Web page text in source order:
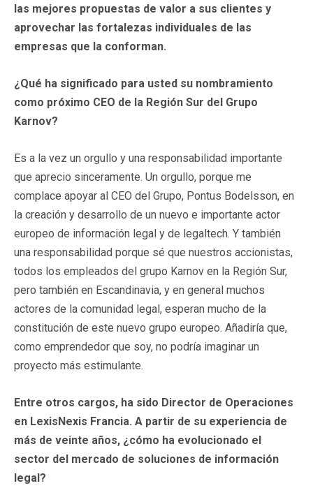
las mejores propuestas de valor a sus clientes y
aprovechar las fortalezas individuales de las
empresas que la conforman.
¿Qué ha significado para usted su nombramiento
como próximo CEO de la Región Sur del Grupo
Karnov?
Es a la vez un orgullo y una responsabilidad importante
que aprecio sinceramente. Un orgullo, porque me
complace apoyar al CEO del Grupo, Pontus Bodelsson, en
la creación y desarrollo de un nuevo e importante actor
europeo de información legal y de legaltech. Y también
una responsabilidad porque sé que nuestros accionistas,
todos los empleados del grupo Karnov en la Región Sur,
pero también en Escandinavia, y en general muchos
actores de la comunidad legal, esperan mucho de la
constitución de este nuevo grupo europeo. Añadiría que,
como emprendedor que soy, no podría imaginar un
proyecto más estimulante.
Entre otros cargos, ha sido Director de Operaciones
en LexisNexis Francia. A partir de su experiencia de
más de veinte años, ¿cómo ha evolucionado el
sector del mercado de soluciones de información
legal?